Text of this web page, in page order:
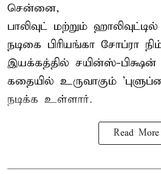
சென்னை,
பாலிவுட் மற்றும்
நடிகை பிரியங்கா சோப்ரா
இயக்கத்தில் சயின்ஸ்-
கதையில் உருவாகும்
நடிக்க உள்ளார்.
Read More